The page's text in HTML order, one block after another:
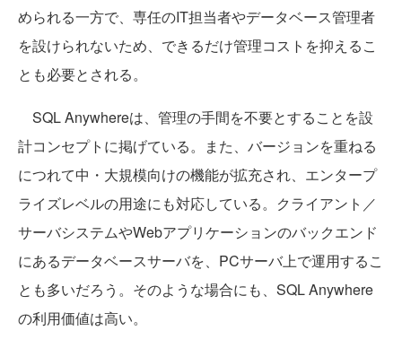
められる一方で、専任のIT担当者やデータベース管理者
を設けられないため、できるだけ管理コストを抑えるこ
とも必要とされる。
SQL Anywhereは、管理の手間を不要とすることを設
計コンセプトに掲げている。また、バージョンを重ねる
につれて中・大規模向けの機能が拡充され、エンタープ
ライズレベルの用途にも対応している。クライアント／
サーバシステムやWebアプリケーションのバックエンド
にあるデータベースサーバを、PCサーバ上で運用するこ
とも多いだろう。そのような場合にも、SQL Anywhere
の利用価値は高い。